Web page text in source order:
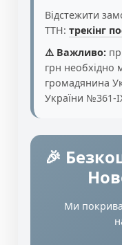
Відстежити
ТТН: трекінг
⚠️ Важливо:
грн необхідно
громадянина
України №361-
🎉
Ми